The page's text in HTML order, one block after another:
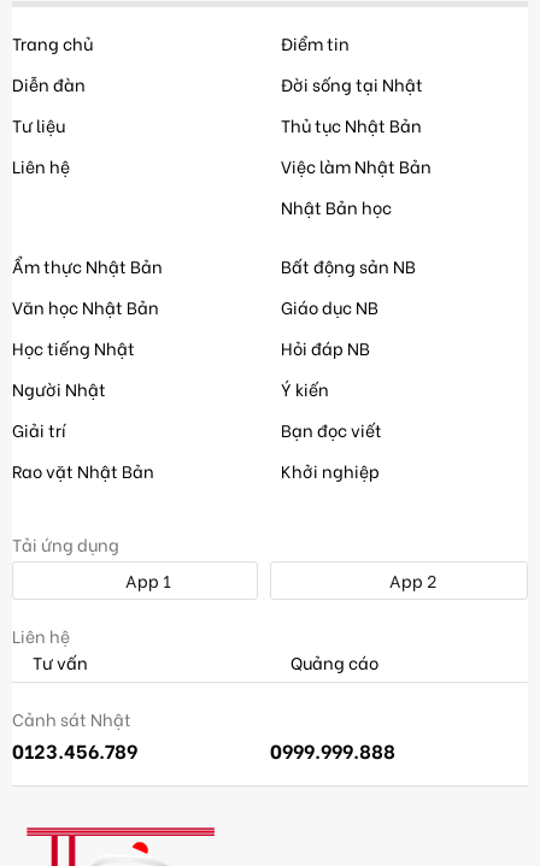
Trang chủ
Diễn đàn
Tư liệu
Liên hệ
Điểm tin
Đời sống tại Nhật
Thủ tục Nhật Bản
Việc làm Nhật Bản
Nhật Bản học
Ẩm thực Nhật Bản
Văn học Nhật Bản
Học tiếng Nhật
Người Nhật
Giải trí
Rao vặt Nhật Bản
Bất động sản NB
Giáo dục NB
Hỏi đáp NB
Ý kiến
Bạn đọc viết
Khởi nghiệp
Tải ứng dụng
App 1
App 2
Liên hệ
Tư vấn
Quảng cáo
Cảnh sát Nhật
0123.456.789 0999.999.888